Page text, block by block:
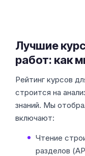
Лучшие
работ: как
Рейтинг курсов
строится на
знаний. Мы
включают:
Чтение
разделов